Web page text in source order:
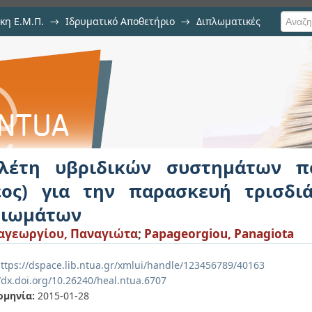
Ε.Μ.Π. → Ιδρυματικό Αποθετήριο → Διπλωματικές
συστημάτων πολυ(L-
πορώδων ικριωμάτων
υβριδικών συστημάτων
για την παρασκευή
Παναγιώτα; Papageorgiou, Panagiota
dspace.lib.ntua.gr/xmlui/handle/123456789/40163
10.26240/heal.ntua.6707
2015-01-28